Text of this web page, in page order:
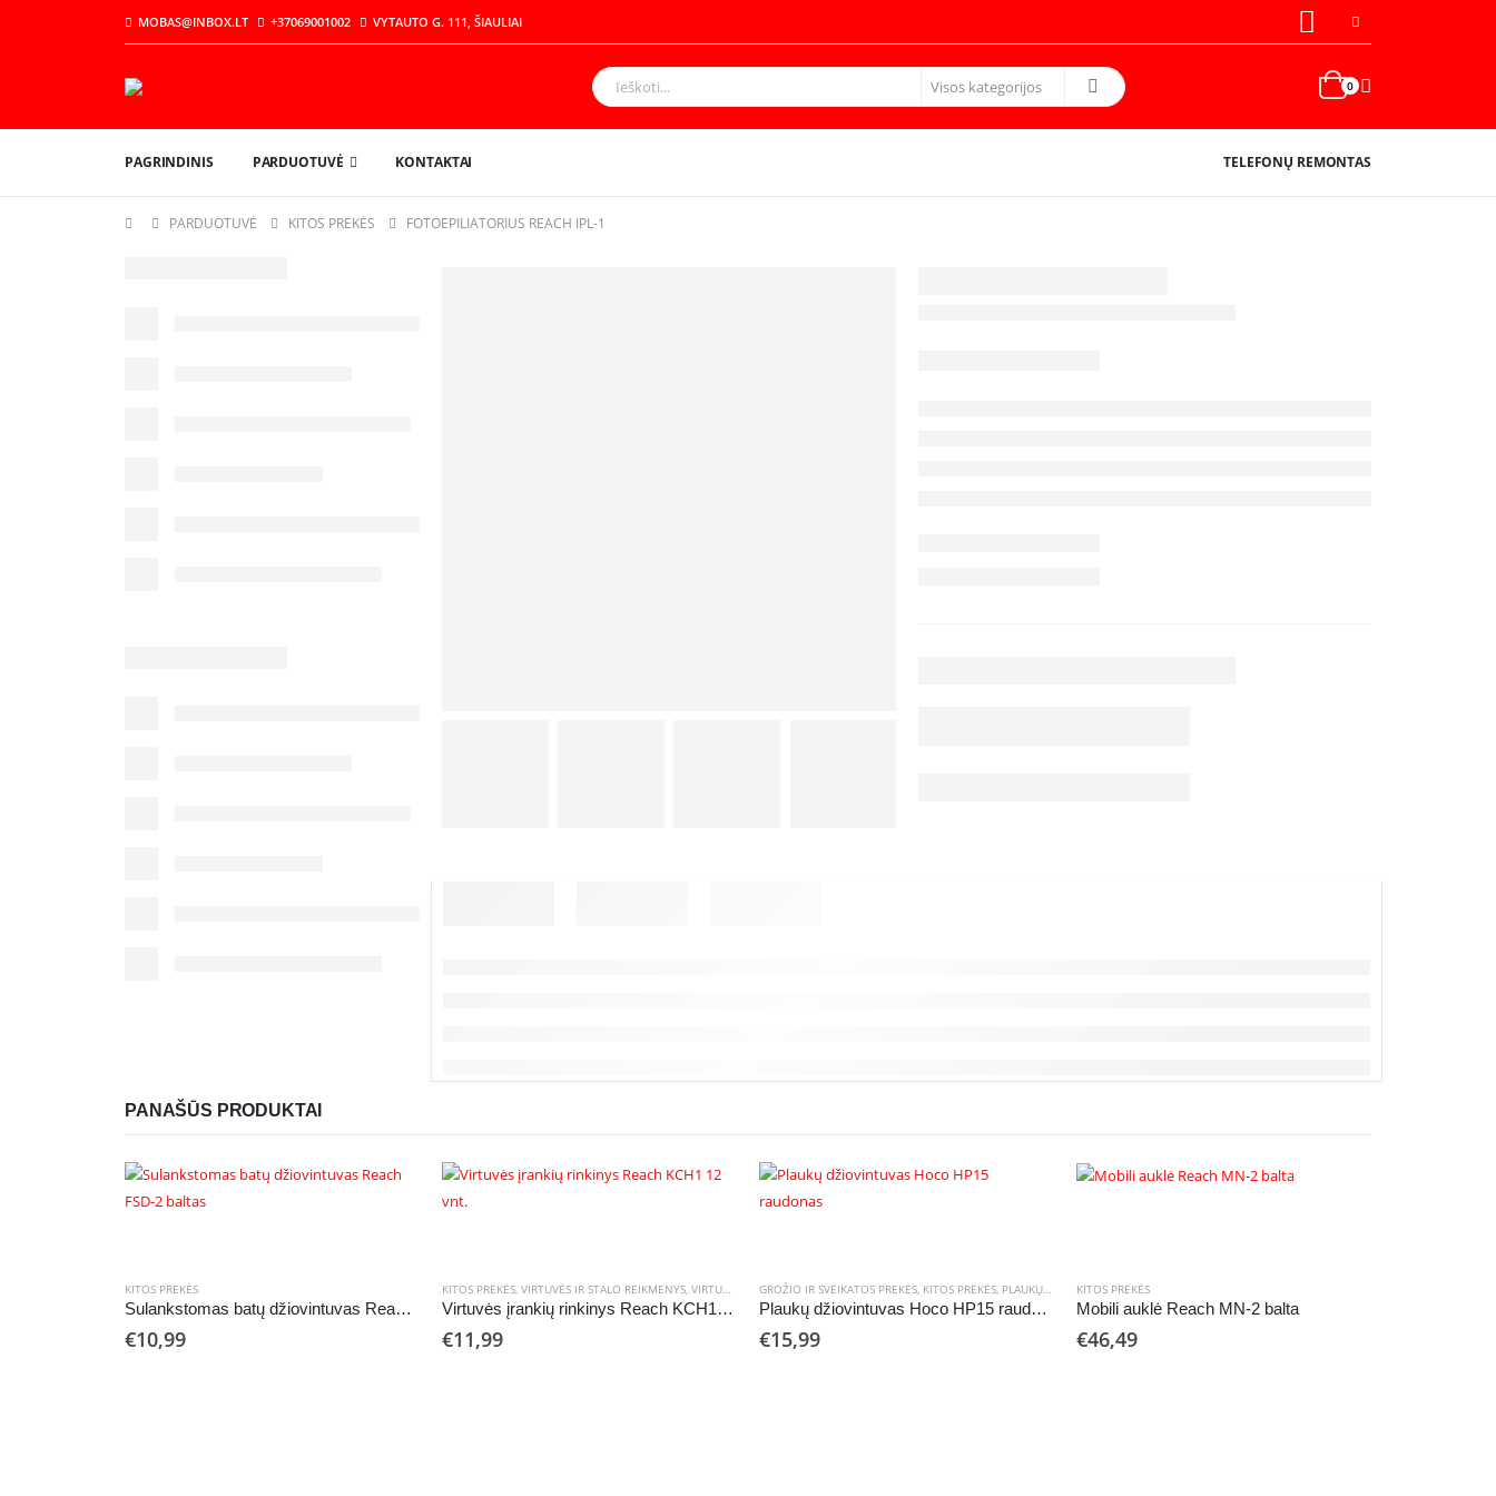
MOBAS@INBOX.LT +37069001002 VYTAUTO G. 111, ŠIAULIAI
0
PAGRINDINIS PARDUOTUVĖ KONTAKTAI TELEFONŲ REMONTAS
PARDUOTUVĖ KITOS PREKĖS FOTOEPILIATORIUS REACH IPL-1
PANAŠŪS PRODUKTAI
KITOS PREKĖS
Sulankstomas batų džiovintuvas Reach FSD-2 baltas
€10,99
KITOS PREKĖS, VIRTUVĖS IR STALO REIKMENYS, VIRTUVĖS ĮRANKIAI
Virtuvės įrankių rinkinys Reach KCH1 12 vnt.
€11,99
GROŽIO IR SVEIKATOS PREKĖS, KITOS PREKĖS, PLAUKŲ FORMAVIMO IR TIESINIMO PRIETAISAI
Plaukų džiovintuvas Hoco HP15 raudonas
€15,99
KITOS PREKĖS
Mobili auklė Reach MN-2 balta
€46,49